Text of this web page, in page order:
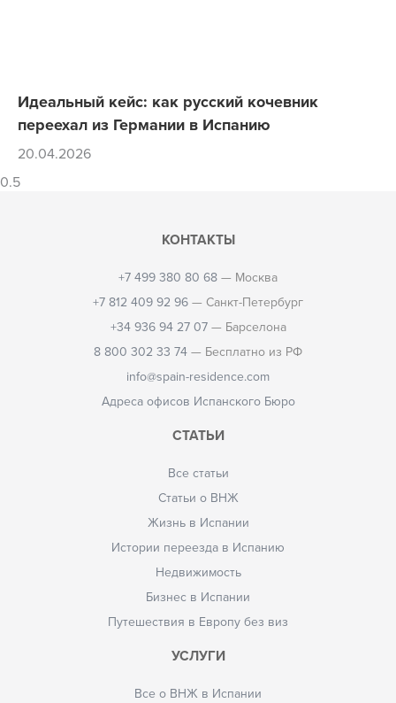
Идеальный кейс: как русский кочевник
переехал из Германии в Испанию
20.04.2026
КОНТАКТЫ
+7 499 380 80 68 — Москва
+7 812 409 92 96 — Санкт-Петербург
+34 936 94 27 07— Барселона
8 800 302 33 74 — Бесплатно из РФ
info@spain-residence.com
Адреса офисов Испанского Бюро
СТАТЬИ
Все статьи
Статьи о ВНЖ
Жизнь в Испании
Истории переезда в Испанию
Недвижимость
Бизнес в Испании
Путешествия в Европу без виз
УСЛУГИ
Все о ВНЖ в Испании